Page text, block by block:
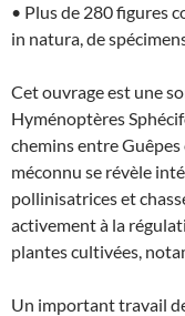
• Plus de 280 figures
in natura, de
Cet ouvrage est une
Hyménoptères
chemins entre Guêpes
méconnu se révèle
pollinisatrices et
activement à la
plantes cultivées,
Un important travail